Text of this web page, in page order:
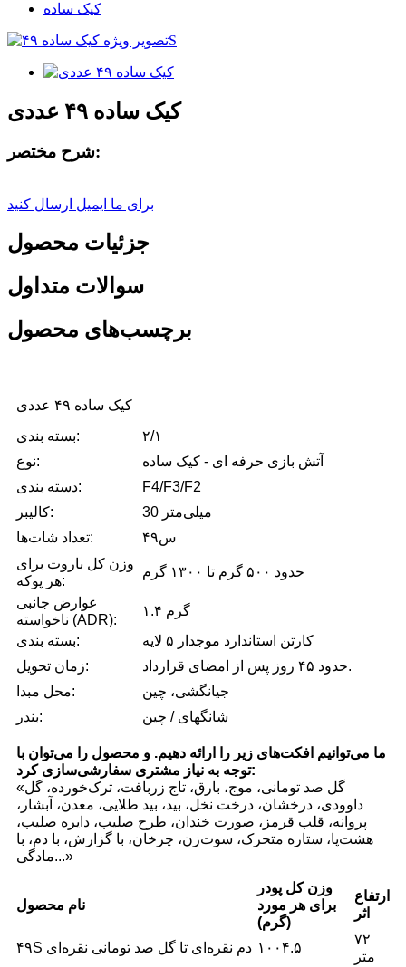
کیک ساده
کیک ساده ۴۹ عددی
شرح مختصر:
برای ما ایمیل ارسال کنید
جزئیات محصول
سوالات متداول
برچسب‌های محصول
کیک ساده ۴۹ عددی
بسته بندی:
۲/۱
نوع:
آتش بازی حرفه ای - کیک ساده
دسته بندی:
F4/F3/F2
کالیبر:
30 میلی‌متر
تعداد شات‌ها:
۴۹س
وزن کل باروت برای
هر پوکه:
حدود ۵۰۰ گرم تا ۱۳۰۰ گرم
عوارض جانبی
ناخواسته (ADR):
۱.۴ گرم
بسته بندی:
کارتن استاندارد موجدار ۵ لایه
زمان تحویل:
حدود ۴۵ روز پس از امضای قرارداد.
محل مبدا:
جیانگشی، چین
بندر:
شانگهای / چین
ما می‌توانیم افکت‌های زیر را ارائه دهیم. و محصول را می‌توان با
توجه به نیاز مشتری سفارشی‌سازی کرد:
«گل صد تومانی، موج، بارق، تاج زربافت، ترک‌خورده، گل
داوودی، درخشان، درخت نخل، بید، بید طلایی، معدن، آبشار،
پروانه، قلب قرمز، صورت خندان، طرح صلیب، دایره صلیب،
هشت‌پا، ستاره متحرک، سوت‌زن، چرخان، با گزارش، با دم، با
مادگی...»
نام محصول
وزن کل پودر
برای هر مورد
(گرم)
ارتفاع
اثر
۴۹S دم نقره‌ای تا گل صد تومانی نقره‌ای ۱۰۰۴.۵
۷۲
متر